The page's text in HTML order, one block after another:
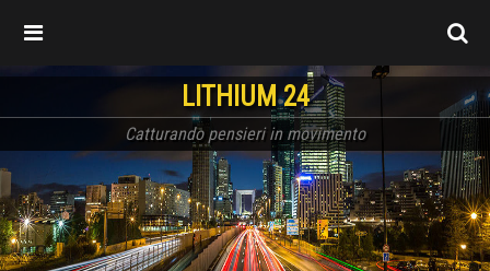
LITHIUM 24
Catturando pensieri in movimento